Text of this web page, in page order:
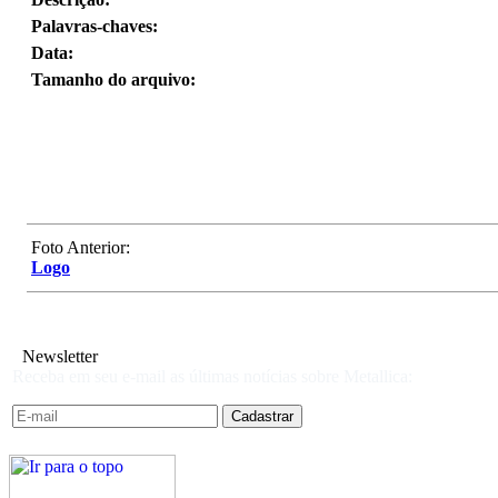
Palavras-chaves:
Data:
Tamanho do arquivo:
Foto Anterior:
Logo
Newsletter